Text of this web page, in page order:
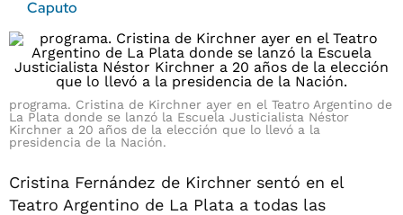
Caputo
programa. Cristina de Kirchner ayer en el Teatro Argentino de
La Plata donde se lanzó la Escuela Justicialista Néstor
Kirchner a 20 años de la elección que lo llevó a la
presidencia de la Nación.
Cristina Fernández de Kirchner sentó en el
Teatro Argentino de La Plata a todas las